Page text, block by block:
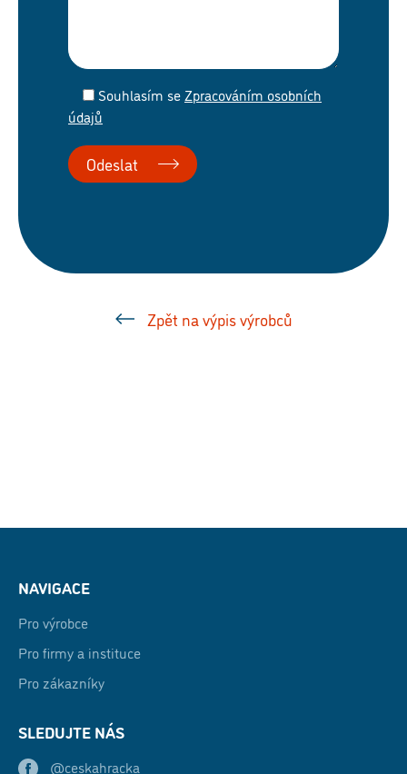
Souhlasím se Zpracováním osobních
údajů
Zpět na výpis výrobců
NAVIGACE
Pro výrobce
Pro firmy a instituce
Pro zákazníky
SLEDUJTE NÁS
@ceskahracka